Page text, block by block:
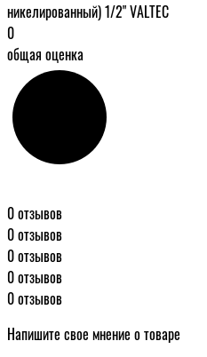
никелированный) 1/2" VALTEC
0
общая оценка
0 отзывов
0 отзывов
0 отзывов
0 отзывов
0 отзывов
Напишите свое мнение о товаре